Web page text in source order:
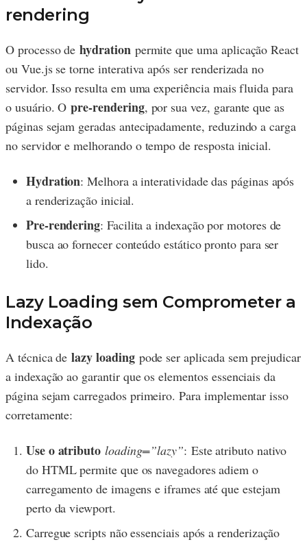
rendering
O processo dehydration permite que uma aplicação React
ou Vue.js se torne interativa após ser renderizada no
servidor. Isso resulta em uma experiência mais fluida para
o usuário. Opre-rendering, por sua vez, garante que as
páginas sejam geradas antecipadamente, reduzindo a carga
no servidor e melhorando o tempo de resposta inicial.
Hydration: Melhora a interatividade das páginas após
a renderização inicial.
Pre-rendering: Facilita a indexação por motores de
busca ao fornecer conteúdo estático pronto para ser
lido.
Lazy Loading sem Comprometer a
Indexação
A técnica delazy loadingpode ser aplicada sem prejudicar
a indexação ao garantir que os elementos essenciais da
página sejam carregados primeiro. Para implementar isso
corretamente:
Use o atributo loading=”lazy”: Este atributo nativo
do HTML permite que os navegadores adiem o
carregamento de imagens e iframes até que estejam
perto da viewport.
Carregue scripts não essenciais após a renderização